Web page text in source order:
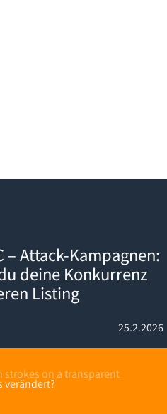
– Attack-Kampagnen:
deine Konkurrenz
Listing
25.2.2026
verändert?